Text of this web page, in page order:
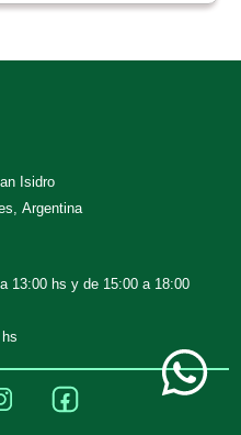
Isidro
Argentina
13:00 hs y de 15:00 a 18:00